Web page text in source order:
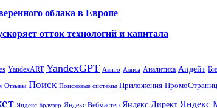
облака в Европе
отток технологий и капитала
YandexART YandexGPT Авито Алиса Аналитика Апдейт
Отзывы Поиск Поисковые системы Приложения
Яндекс Браузер Яндекс Вебмастер Яндекс Директ Яндекс